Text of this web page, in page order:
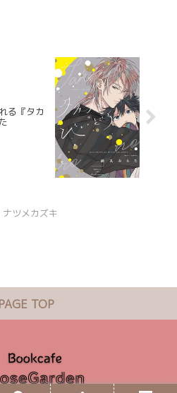
る『タカ
ナツメカズキ
TOP